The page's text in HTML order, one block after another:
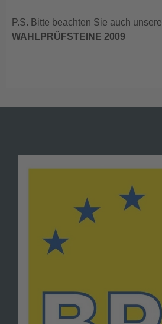
P.S. Bitte beachten Sie auch unsere
WAHLPRÜFSTEINE 2009